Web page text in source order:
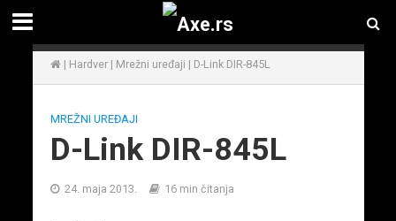
| Hardver| Mrežni uređaji | D-Link DIR-845L
MREŽNI UREĐAJI
D-Link DIR-845L
24. maja 2013. 16 min čitanja